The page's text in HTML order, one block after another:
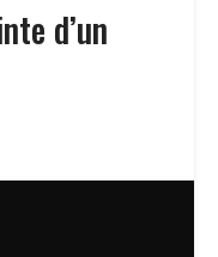
d’un